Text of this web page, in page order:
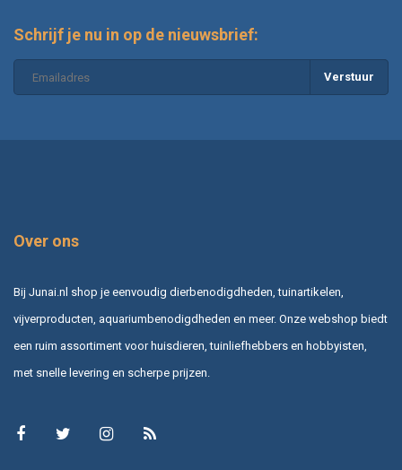
Schrijf je nu in op de nieuwsbrief:
Verstuur
Over ons
Bij Junai.nl shop je eenvoudig dierbenodigdheden, tuinartikelen,
vijverproducten, aquariumbenodigdheden en meer. Onze webshop biedt
een ruim assortiment voor huisdieren, tuinliefhebbers en hobbyisten,
met snelle levering en scherpe prijzen.